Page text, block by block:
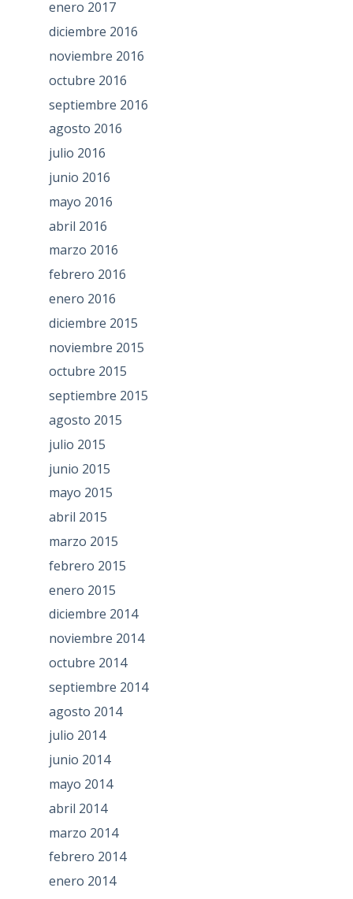
enero 2017
diciembre 2016
noviembre 2016
octubre 2016
septiembre 2016
agosto 2016
julio 2016
junio 2016
mayo 2016
abril 2016
marzo 2016
febrero 2016
enero 2016
diciembre 2015
noviembre 2015
octubre 2015
septiembre 2015
agosto 2015
julio 2015
junio 2015
mayo 2015
abril 2015
marzo 2015
febrero 2015
enero 2015
diciembre 2014
noviembre 2014
octubre 2014
septiembre 2014
agosto 2014
julio 2014
junio 2014
mayo 2014
abril 2014
marzo 2014
febrero 2014
enero 2014